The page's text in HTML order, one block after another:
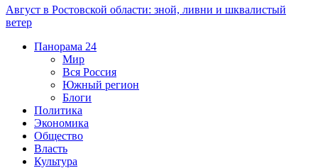
Август в Ростовской области: зной, ливни и шквалистый
ветер
Панорама 24
Мир
Вся Россия
Южный регион
Блоги
Политика
Экономика
Общество
Власть
Культура